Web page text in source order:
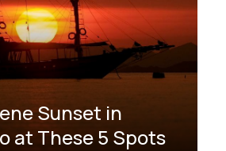
Sunset in
at These 5 Spots